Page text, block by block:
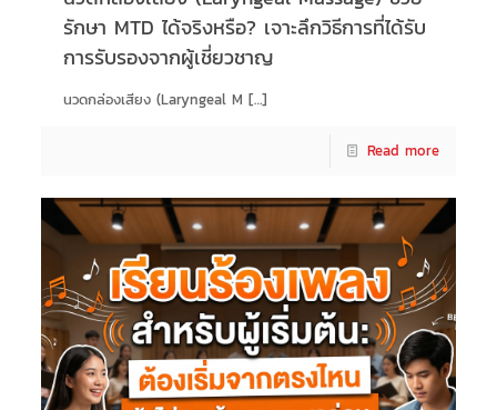
รักษา MTD ได้จริงหรือ? เจาะลึกวิธีการที่ได้รับ
การรับรองจากผู้เชี่ยวชาญ
นวดกล่องเสียง (Laryngeal M […]
Read more